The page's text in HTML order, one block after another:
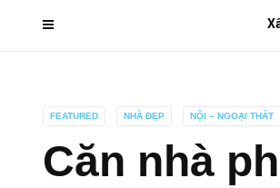
FEATURED NHÀ ĐẸP NỘI – NGOẠI THẤT
Căn nhà